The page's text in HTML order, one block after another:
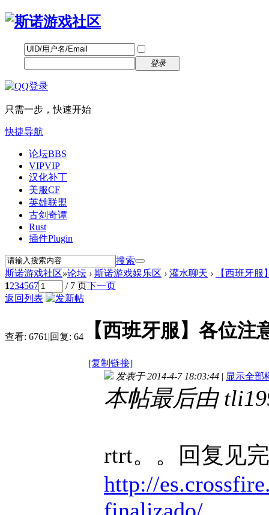
登录
只需一步，快速开始
快捷导航
论坛BBS
VIPVIP
汉化补丁
美服CF
英雄联盟
古剑奇谭
Rust
插件Plugin
搜索
斯诺游戏社区»论坛 › 斯诺游戏娱乐区 › 灌水聊天 ›
【西班牙
1234567 / 7 页下一页
返回列表
查看: 6761 |回复: 64 【西班牙服】各位注
[复制链接]
发表于 2014-4-7 18:03:44 | 显示全部
本帖最后由
rtrt。。回复见
http://